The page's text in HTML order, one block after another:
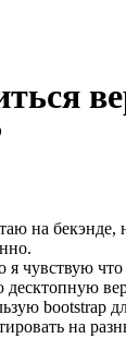
на бекэнде,
я чувствую
bootstrap
на